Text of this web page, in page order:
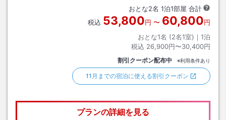
おとな2名 1泊1部屋 合計
税込 53,800円 〜 60,800円
おとな1名 (2名1室)｜ 1泊
税込 26,900円〜30,400円
割引クーポン配布中 ※利用条件あり
11月までの宿泊に使える割引クーポン
プランの詳細を見る